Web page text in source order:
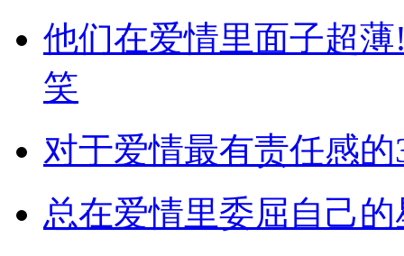
他们在爱情里面子超
笑
对于爱情最有责任感
总在爱情里委屈自己